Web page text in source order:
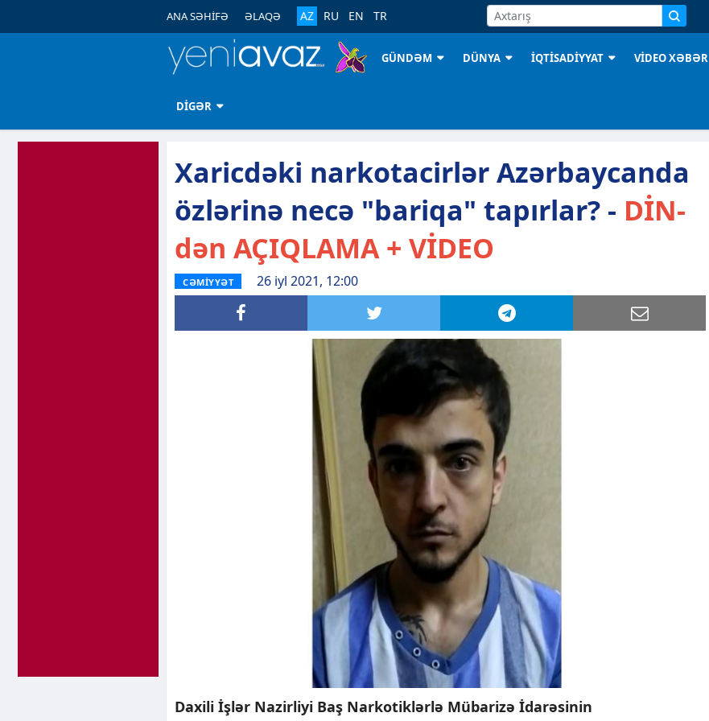
ANA SƏHİFƏ ƏLAQƏ AZ RU EN TR
GÜNDƏM DÜNYA İQTİSADİYYAT VİDEO XƏBƏR
DİGƏR
Xaricdəki narkotacirlər Azərbaycanda
özlərinə necə "bariqa" tapırlar? - DİN-
dən AÇIQLAMA + VİDEO
CƏMİYYƏT 26 iyl 2021, 12:00
Daxili İşlər Nazirliyi Baş Narkotiklərlə Mübarizə İdarəsinin